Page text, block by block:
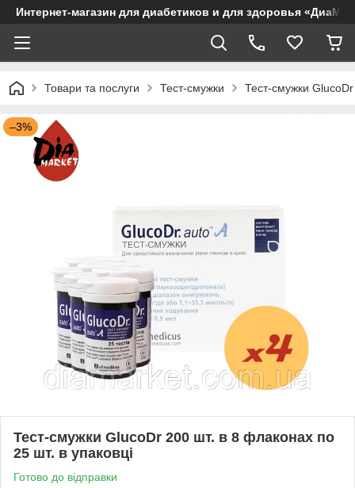
Интернет-магазин для диабетиков и для здоровья
Товари та послуги Тест-смужки Тест-смужки GlucoDr
–3%
Тест-смужки GlucoDr 200 шт. в 8 флаконах по
25 шт. в упаковці
Готово до відправки